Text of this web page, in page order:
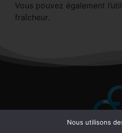
Vous pouvez également
fraîcheur.
Nous utilisons